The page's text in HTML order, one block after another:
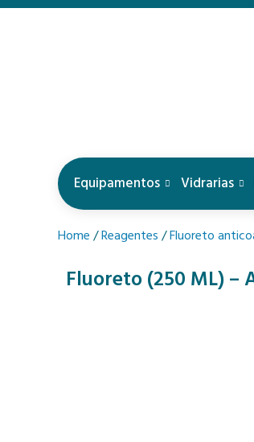
Equipamentos Vidrarias
Home/Reagentes/Fluoreto
Fluoreto (250 ML) –